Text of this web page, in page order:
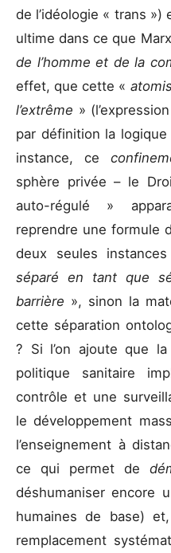
de l’idéologie « trans
ultime dans ce que
de l’homme et de la
effet, que cette «
l’extrême »
par définition la
instance, ce
sphère privée – le
auto-régulé »
reprendre une formule
deux seules
séparé en tant que
barrière », sinon la
cette séparation
? Si l’on ajoute que
politique sanitaire
contrôle et une
le développement
l’enseignement à
ce qui permet de
déshumaniser encore
humaines de base)
remplacement